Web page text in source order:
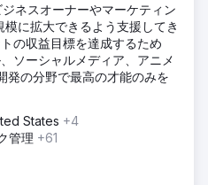
ネスオーナーやマーケティン
に拡大できるよう支援してき
の収益目標を達成するため
ソーシャルメディア、アニメ
発の分野で最高の才能のみを
States +4
管理 +61